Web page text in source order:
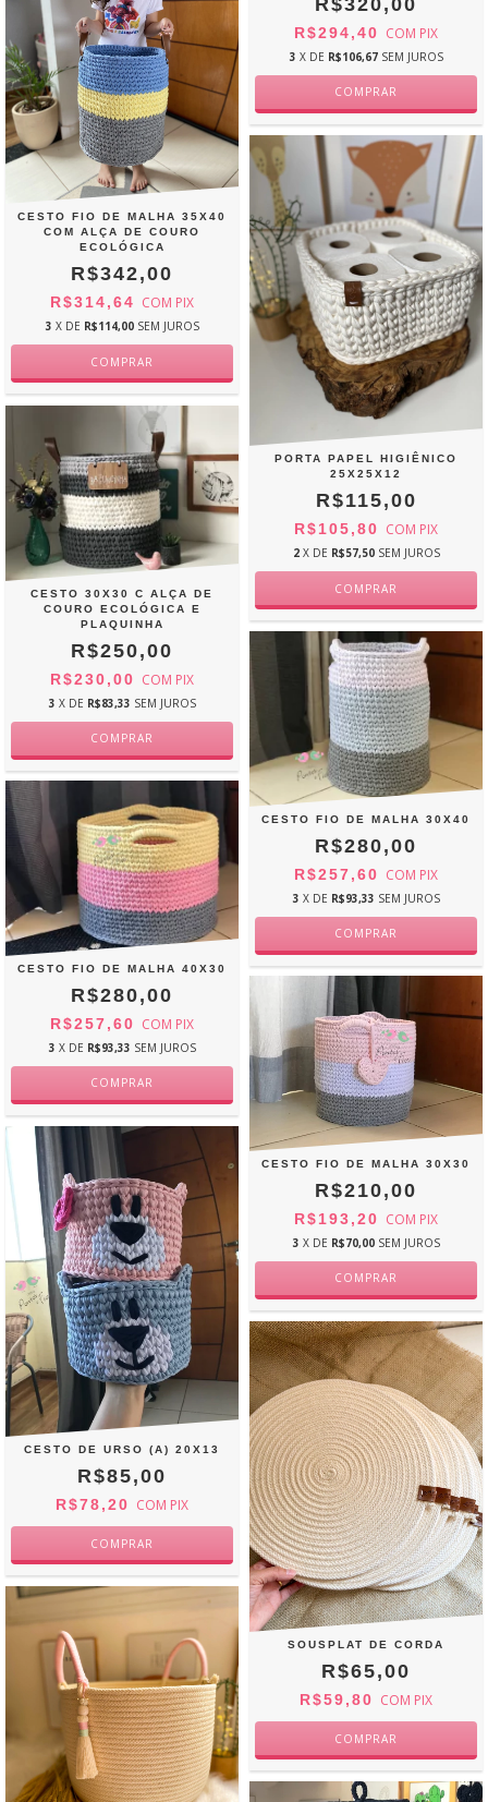
CESTO FIO DE MALHA 35X40
COM ALÇA DE COURO
ECOLÓGICA
R$342,00
R$314,64 COM PIX
3 X DE R$114,00 SEM JUROS
R$294,40 COM PIX
3 X DE R$106,67 SEM JUROS
CESTO 30X30 C ALÇA DE
COURO ECOLÓGICA E
PLAQUINHA
R$250,00
R$230,00 COM PIX
3 X DE R$83,33 SEM JUROS
PORTA PAPEL HIGIÊNICO
25X25X12
R$115,00
R$105,80 COM PIX
2 X DE R$57,50 SEM JUROS
CESTO FIO DE MALHA 40X30
R$280,00
R$257,60 COM PIX
3 X DE R$93,33 SEM JUROS
CESTO FIO DE MALHA 30X40
R$280,00
R$257,60 COM PIX
3 X DE R$93,33 SEM JUROS
CESTO DE URSO (A) 20X13
R$85,00
R$78,20 COM PIX
CESTO FIO DE MALHA 30X30
R$210,00
R$193,20 COM PIX
3 X DE R$70,00 SEM JUROS
SOUSPLAT DE CORDA
R$65,00
R$59,80 COM PIX